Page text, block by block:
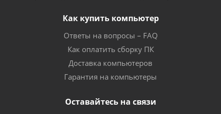
Как купить компьютер
Ответы на вопросы – FAQ
Как оплатить сборку ПК
Доставка компьютеров
Гарантия на компьютеры
Оставайтесь на связи